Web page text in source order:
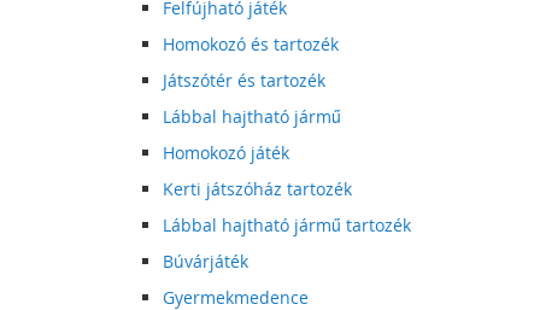
Felfújható játék
Homokozó és tartozék
Játszótér és tartozék
Lábbal hajtható jármű
Homokozó játék
Kerti játszóház tartozék
Lábbal hajtható jármű tartozék
Búvárjáték
Gyermekmedence